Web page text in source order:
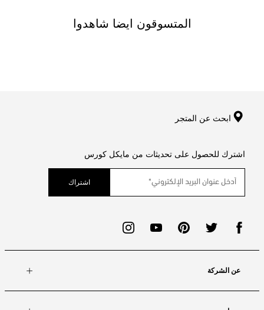
المتسوقون ايضا شاهدوا
ابحث عن المتجر
اشترك للحصول على تحديثات من مايكل كورس
اشتراك
عن الشركة